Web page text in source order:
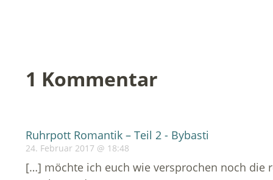
1 Kommentar
Ruhrpott Romantik – Teil 2 - Bybasti
24. Februar 2017 @ 18:48
[…] möchte ich euch wie versprochen noch die